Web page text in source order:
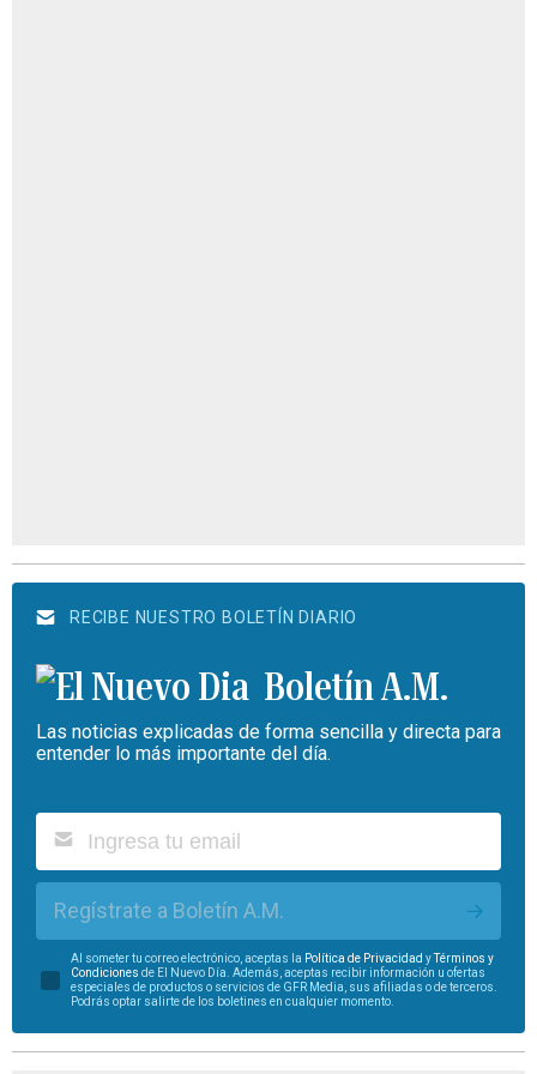
RECIBE NUESTRO BOLETÍN DIARIO
Boletín A.M.
Las noticias explicadas de forma sencilla y directa para
entender lo más importante del día.
Regístrate a Boletín A.M.
Al someter tu correo electrónico, aceptas la Política de Privacidad yTérminos y
Condiciones de El Nuevo Día. Además, aceptas recibir información u ofertas
especiales de productos o servicios de GFR Media, sus afiliadas o de terceros.
Podrás optar salirte de los boletines en cualquier momento.